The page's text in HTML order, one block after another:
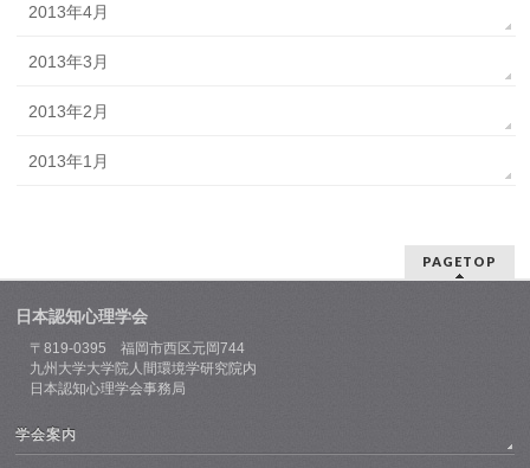
2013年4月
2013年3月
2013年2月
2013年1月
PAGETOP
日本認知心理学会
〒819-0395 福岡市西区元岡744
九州大学大学院人間環境学研究院内
日本認知心理学会事務局
学会案内